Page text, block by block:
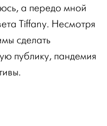
а передо мной
Tiffany. Несмотря
сделать
публику, пандемия